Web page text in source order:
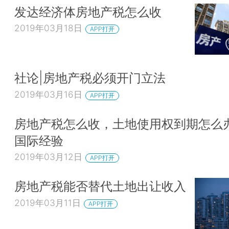
发达经济体房地产税怎么收
2019年03月18日 APP打开
社论|房地产税必须开门立法
2019年03月16日 APP打开
房地产税怎么收，土地使用权到期怎么
国际经验
2019年03月12日 APP打开
房地产税能否替代土地出让收入
2019年03月11日 APP打开